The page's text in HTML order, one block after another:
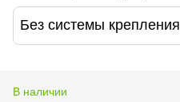
Без системы крепления
В наличии